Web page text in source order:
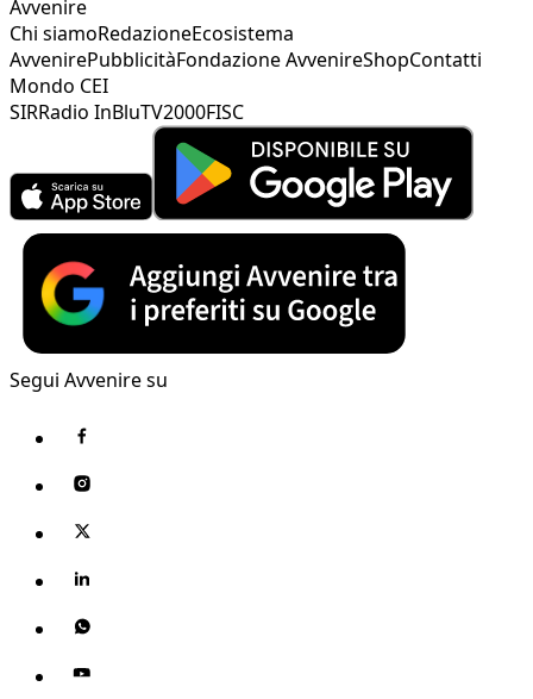
Avvenire
Chi siamoRedazioneEcosistema
AvvenirePubblicitàFondazione AvvenireShopContatti
Mondo CEI
SIRRadio InBluTV2000FISC
Segui Avvenire su